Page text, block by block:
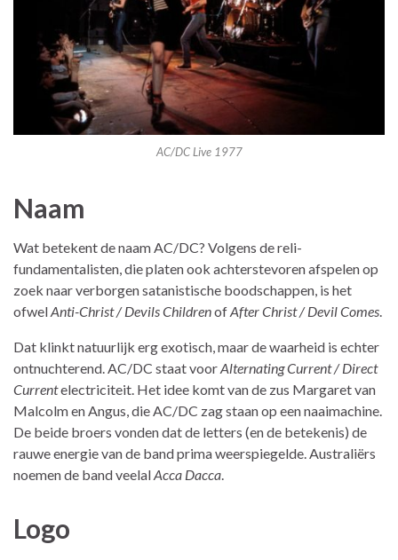
AC/DC Live 1977
Naam
Wat betekent de naam AC/DC? Volgens de reli-
fundamentalisten, die platen ook achterstevoren afspelen op
zoek naar verborgen satanistische boodschappen, is het
ofwelAnti-Christ / Devils ChildrenofAfter Christ / Devil Comes.
Dat klinkt natuurlijk erg exotisch, maar de waarheid is echter
ontnuchterend. AC/DC staat voorAlternating Current / Direct
Currentelectriciteit. Het idee komt van de zus Margaret van
Malcolm en Angus, die AC/DC zag staan op een naaimachine.
De beide broers vonden dat de letters (en de betekenis) de
rauwe energie van de band prima weerspiegelde. Australiërs
noemen de band veelalAcca Dacca.
Logo